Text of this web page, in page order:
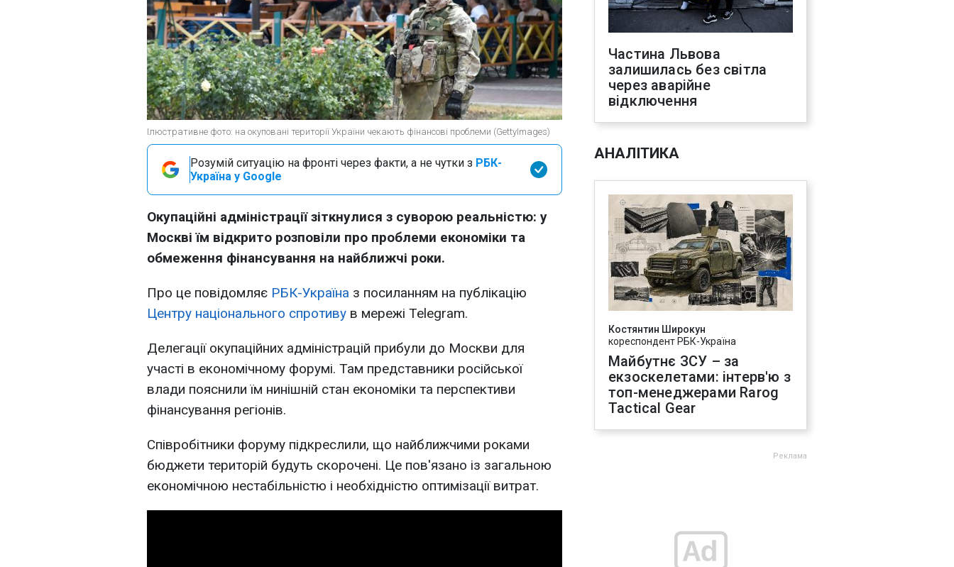
Ілюстративне фото: на окуповані території України чекають фінансові проблеми (GettyImages)
Розумій ситуацію на фронті через факти, а не чутки з РБК-
Україна у Google
Окупаційні адміністрації зіткнулися з суворою реальністю: у
Москві їм відкрито розповіли про проблеми економіки та
обмеження фінансування на найближчі роки.
Про це повідомляє РБК-Україна з посиланням на публікацію
Центру національного спротиву в мережі Telegram.
Делегації окупаційних адміністрацій прибули до Москви для
участі в економічному форумі. Там представники російської
влади пояснили їм нинішній стан економіки та перспективи
фінансування регіонів.
Співробітники форуму підкреслили, що найближчими роками
бюджети територій будуть скорочені. Це пов'язано із загальною
економічною нестабільністю і необхідністю оптимізації витрат.
Частина Львова
залишилась без світла
через аварійне
відключення
АНАЛІТИКА
Костянтин Широкун
кореспондент РБК-Україна
Майбутнє ЗСУ – за
екзоскелетами: інтерв'ю з
топ-менеджерами Rarog
Tactical Gear